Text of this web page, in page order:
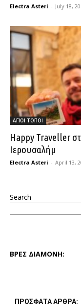
Electra Asteri - July 18,
ΑΓΙΟΙ ΤΟΠΟΙ
Happy Traveller
Ιερουσαλήμ
Electra Asteri - April 13,
Search
ΒΡΕΣ ΔΙΑΜΟΝΗ:
ΠΡΟΣΦΑΤΑ ΑΡΘΡΑ: